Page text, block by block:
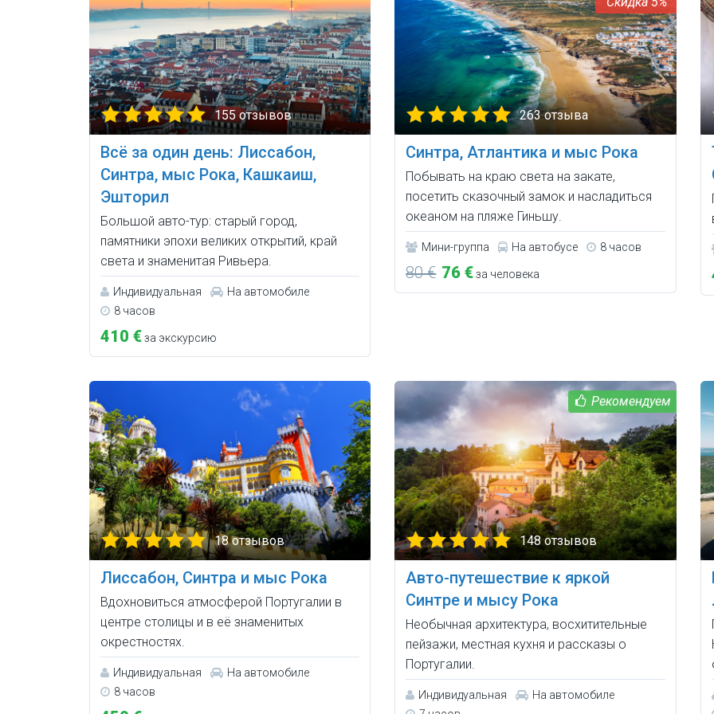
155 отзывов
Всё за один день: Лиссабон,
Синтра, мыс Рока, Кашкаиш,
Эшторил
Большой авто-тур: старый город,
памятники эпохи великих открытий, край
света и знаменитая Ривьера.
Индивидуальная
На автомобиле
8 часов
410 €за экскурсию
263 отзыва
Синтра, Атлантика и мыс Рока
Побывать на краю света на закате,
посетить сказочный замок и насладиться
океаном на пляже Гиньшу.
Мини-группа На автобусе 8 часов
80 € 76 €за человека
18 отзывов
Лиссабон, Синтра и мыс Рока
Вдохновиться атмосферой Португалии в
центре столицы и в её знаменитых
окрестностях.
Индивидуальная
На автомобиле
8 часов
148 отзывов
Авто-путешествие к яркой
Синтре и мысу Рока
Необычная архитектура, восхитительные
пейзажи, местная кухня и рассказы о
Португалии.
Индивидуальная
На автомобиле